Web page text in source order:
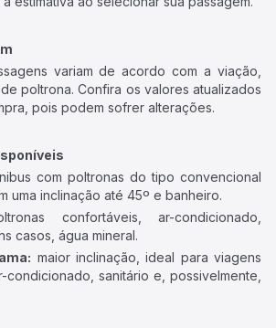
variam de acordo com a viação,
poltrona. Confira os valores atualizados
pois podem sofrer alterações.
com poltronas do tipo convencional
uma inclinação até 45º e banheiro.
confortáveis, ar-condicionado,
casos, água mineral.
maior inclinação, ideal para viagens
condicionado, sanitário e, possivelmente,